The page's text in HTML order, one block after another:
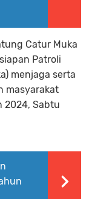
Catur Muka
Patroli
menjaga serta
masyarakat
2024, Sabtu